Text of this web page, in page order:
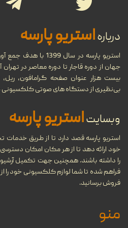
29
شهریور
تاریخ جامع
27
شهریور
تاریخچه نوار
...
11
شهریور
مروری بر
پخش موسیقی
دربارهاستریو پارسه
استریو پارسه در سال
جهان از دوره قاجار تا دوره معاصر در
بیست هزار عنوان صفحه گرامافون،
بی‌نظیری از دستگاه های صوتی کلکسیونی در
وبسایتاستریو پارسه
استریو پارسه قصد دارد تا از طریق
خود ارائه دهد تا از هر مکان امکان
را داشته باشند. همچنین جهت تکمیل
فراهم شده تا شما لوازم کلکسیونی خود را
فروش برسانید.
منو